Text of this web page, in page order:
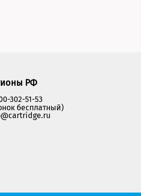
РФ
302-51-53
бесплатный)